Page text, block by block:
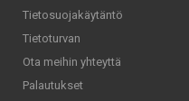
Tietosuojakäytäntö
Tietoturvan
Ota meihin yhteyttä
Palautukset